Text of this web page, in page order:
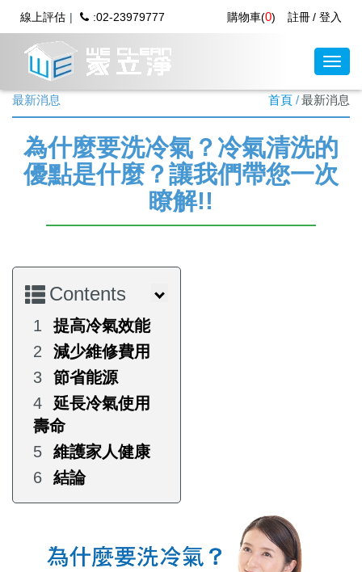
線上評估 :02-23979777 註冊 登入
購物車(0)
最新消息 首頁 最新消息
為什麼要洗冷氣？冷氣清洗的
優點是什麼？讓我們帶您一次
瞭解!!
Contents
提高冷氣效能
減少維修費用
節省能源
延長冷氣使用
壽命
維護家人健康
結論